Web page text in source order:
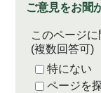
ご意見をお聞
このページ
(複数回答可)
特にない
ページを